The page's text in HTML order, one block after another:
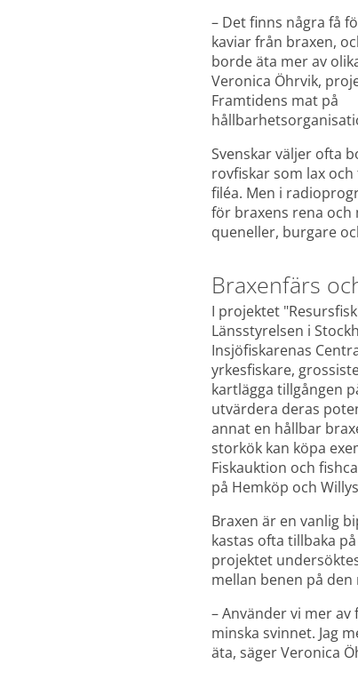
– Det finns några få
kaviar från braxen,
borde äta mer av
Veronica Öhrvik,
Framtidens mat på
Svenskar väljer ofta
rovfiskar som lax
filéa. Men i
för braxens rena och
queneller, burgare
Braxenfärs
I projektet
Länsstyrelsen i
Insjöfiskarenas
yrkesfiskare,
kartlägga tillgången
utvärdera deras
annat en hållbar
storkök kan köpa
Fiskauktion och
på Hemköp och
Braxen är en vanlig
kastas ofta tillbaka
projektet
mellan benen på den
– Använder vi mer
minska svinnet. Jag
äta, säger Veronica